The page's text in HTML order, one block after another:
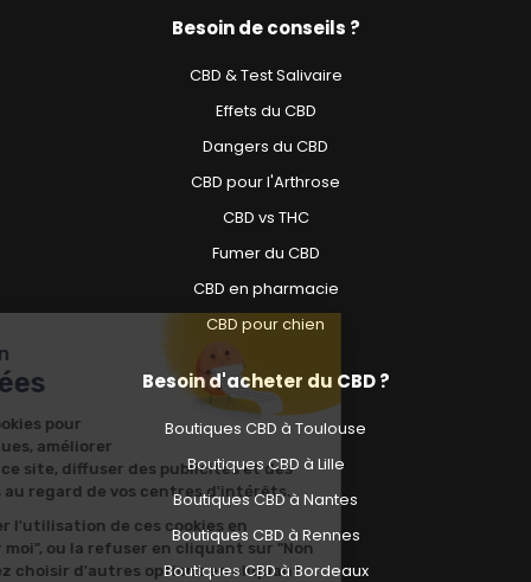
Besoin de conseils ?
CBD & Test Salivaire
Effets du CBD
Dangers du CBD
CBD pour l'Arthrose
CBD vs THC
Fumer du CBD
CBD en pharmacie
CBD pour chien
Besoin d'acheter du CBD ?
Boutiques CBD à Toulouse
Boutiques CBD à Lille
Boutiques CBD à Nantes
Boutiques CBD à Rennes
Boutiques CBD à Bordeaux
de vos données
Nous utilisons des cookies pour
réaliser des statistiques, améliorer
votre expérience sur ce site, diffuser des publicités et des
contenus pertinents au regard de vos centres d'intérêts.
Vous pouvez autoriser l'utilisation de ces cookies en
cliquant sur "OK pour moi", ou la refuser en cliquant sur "Non
merci", ou vous pouvez choisir d'autres options en cliquant